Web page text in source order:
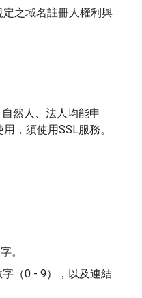
之域名註冊人權利與
然人、法人均能申
，須使用SSL服務。
。
（0 - 9），以及連結